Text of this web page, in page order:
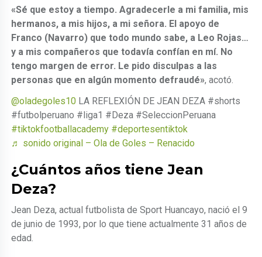
«Sé que estoy a tiempo. Agradecerle a mi familia, mis
hermanos, a mis hijos, a mi señora. El apoyo de
Franco (Navarro) que todo mundo sabe, a Leo Rojas…
y a mis compañeros que todavía confían en mí. No
tengo margen de error. Le pido disculpas a las
personas que en algún momento defraudé», acotó.
@oladegoles10 LA REFLEXIÓN DE JEAN DEZA #shorts
#futbolperuano #liga1 #Deza #SeleccionPeruana
#tiktokfootballacademy #deportesentiktok
♬ sonido original – Ola de Goles – Renacido
¿Cuántos años tiene Jean
Deza?
Jean Deza, actual futbolista de Sport Huancayo, nació el 9
de junio de 1993, por lo que tiene actualmente 31 años de
edad.